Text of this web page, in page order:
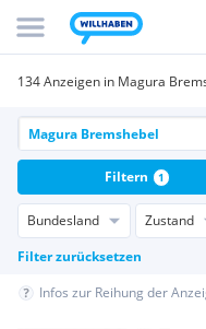
134 Anzeigen in Magura
Bundesland Zustand
Filter zurücksetzen
Filtern 1
Infos zur Reihung der